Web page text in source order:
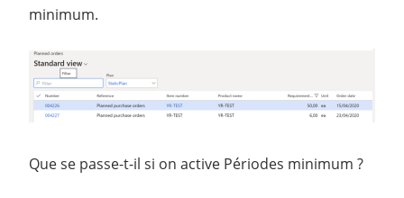
minimum.
Que se passe-t-il si on active Périodes minimum ?